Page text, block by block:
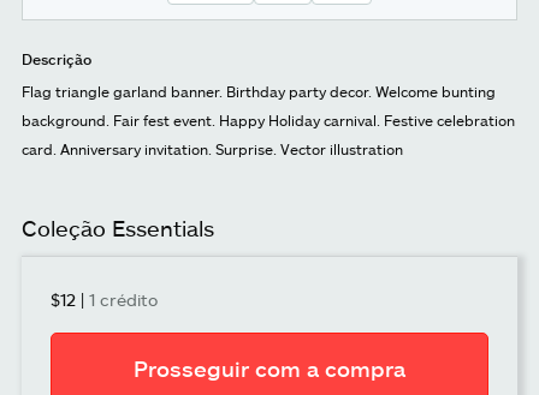
Descrição
Flag triangle garland banner. Birthday party decor. Welcome bunting
background. Fair fest event. Happy Holiday carnival. Festive celebration
card. Anniversary invitation. Surprise. Vector illustration
Coleção Essentials
$12 | 1 crédito
Prosseguir com a compra